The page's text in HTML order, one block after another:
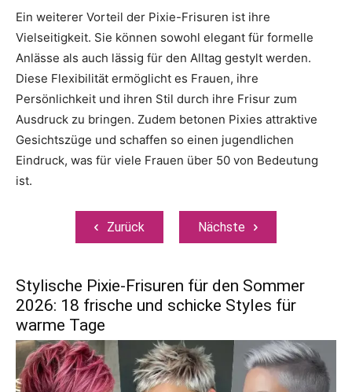
Ein weiterer Vorteil der Pixie-Frisuren ist ihre
Vielseitigkeit. Sie können sowohl elegant für formelle
Anlässe als auch lässig für den Alltag gestylt werden.
Diese Flexibilität ermöglicht es Frauen, ihre
Persönlichkeit und ihren Stil durch ihre Frisur zum
Ausdruck zu bringen. Zudem betonen Pixies attraktive
Gesichtszüge und schaffen so einen jugendlichen
Eindruck, was für viele Frauen über 50 von Bedeutung
ist.
Zurück Nächste
Stylische Pixie-Frisuren für den Sommer
2026: 18 frische und schicke Styles für
warme Tage